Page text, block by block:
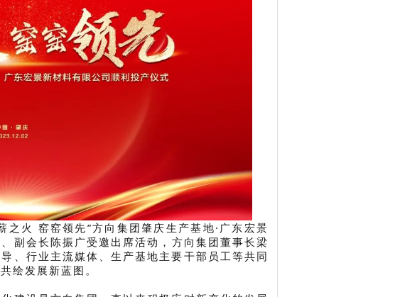
之火 窑窑领先”方向集团肇庆生产基地·广东宏景
副会长陈振广受邀出席活动， 方向集团董事长梁
、行业主流媒体、生产基地主要干部员工等共同
绘发展新蓝图。